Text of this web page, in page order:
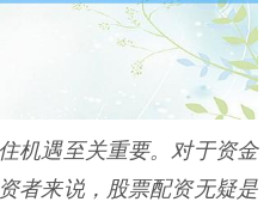
机遇至关重要。对于资金
者来说，股票配资无疑是